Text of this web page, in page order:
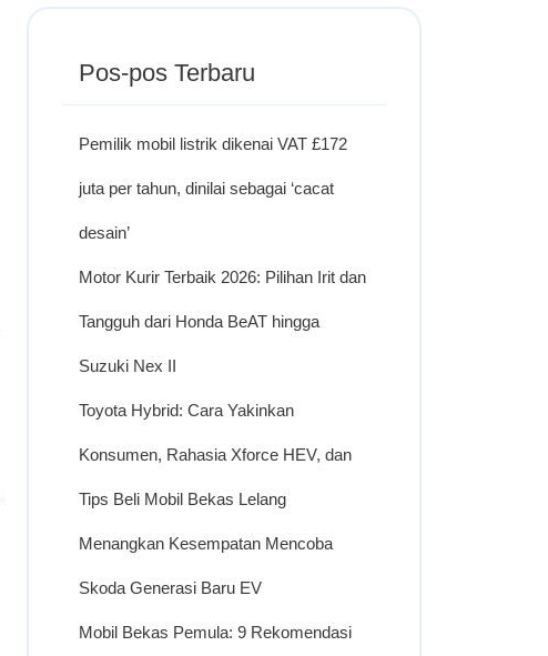
Pos-pos Terbaru
Pemilik mobil listrik dikenai VAT £172
juta per tahun, dinilai sebagai ‘cacat
desain’
Motor Kurir Terbaik 2026: Pilihan Irit dan
Tangguh dari Honda BeAT hingga
Suzuki Nex II
Toyota Hybrid: Cara Yakinkan
Konsumen, Rahasia Xforce HEV, dan
Tips Beli Mobil Bekas Lelang
Menangkan Kesempatan Mencoba
Skoda Generasi Baru EV
Mobil Bekas Pemula: 9 Rekomendasi